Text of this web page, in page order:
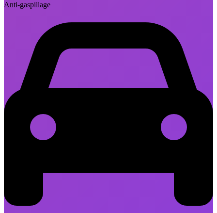
Anti-gaspillage